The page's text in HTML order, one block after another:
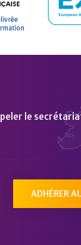
Véhicule
le
ADHÉRER